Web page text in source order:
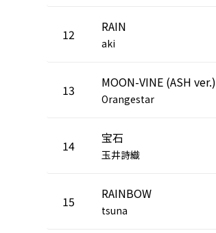
12 RAIN
aki
13 MOON-VINE (ASH ver.)
Orangestar
14 宝石
玉井詩織
15 RAINBOW
tsuna